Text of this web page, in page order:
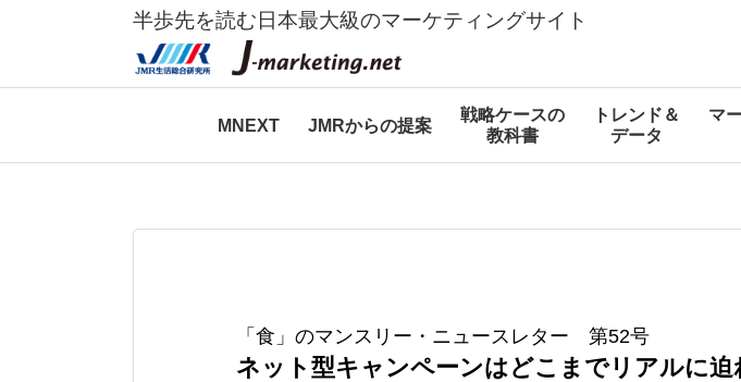
半歩先を読む日本最大級のマーケティングサイト
MNEXT JMRからの提案
戦略ケースの
教科書
トレンド＆
データ
マ
「食」のマンスリー・ニュースレター 第52号
ネット型キャンペーンはどこまでリアルに迫